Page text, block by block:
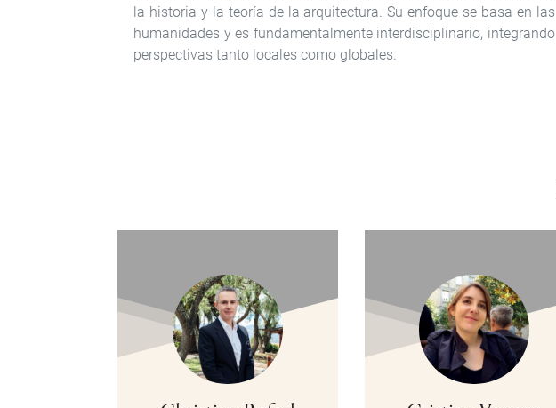
la historia y la teoría de la arquitectura. Su enfoque se basa en las
humanidades y es fundamentalmente interdisciplinario, integrando
perspectivas tanto locales como globales.